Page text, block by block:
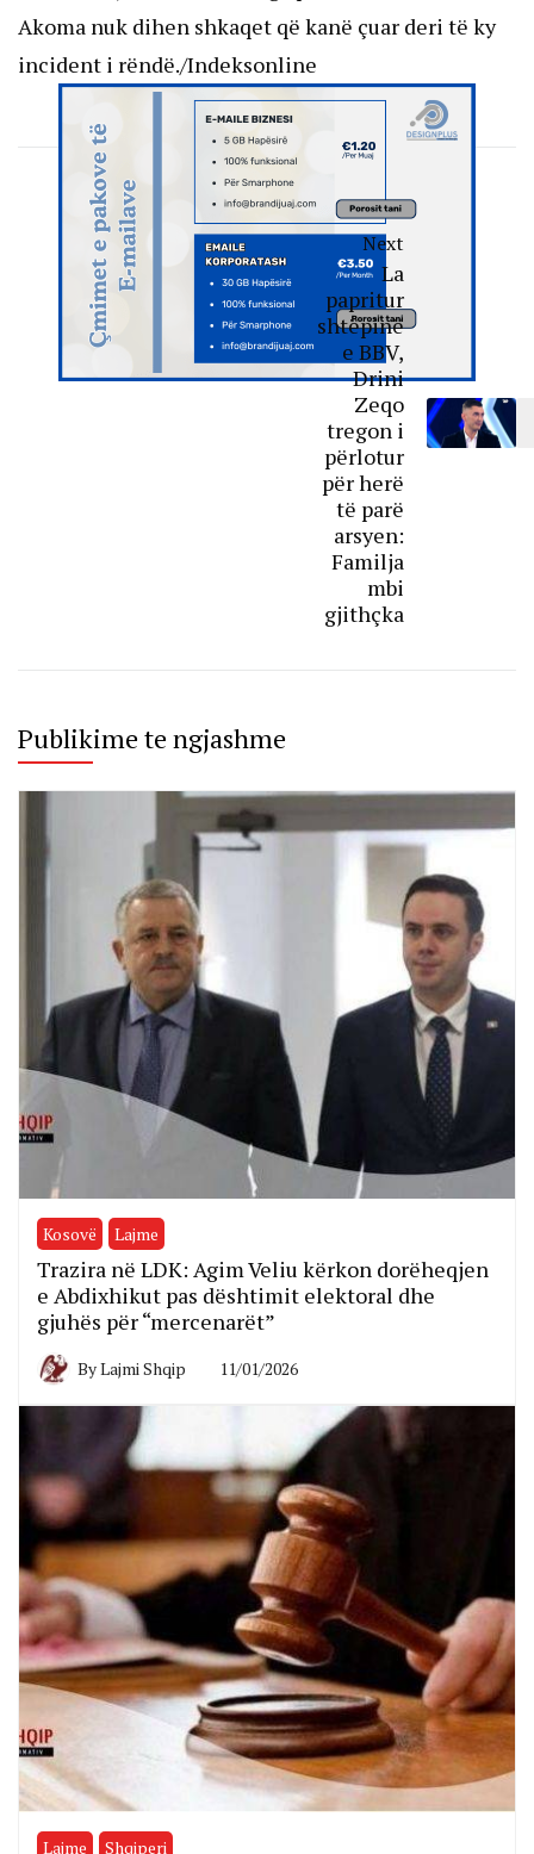
Akoma nuk dihen shkaqet që kanë çuar deri të ky
incident i rëndë./Indeksonline
Next
La
papritur
shtëpinë
e BBV,
Drini
Zeqo
tregon i
përlotur
për herë
të parë
arsyen:
Familja
mbi
gjithçka
Publikime te ngjashme
Kosovë Lajme
Trazira në LDK: Agim Veliu kërkon dorëheqjen
e Abdixhikut pas dështimit elektoral dhe
gjuhës për “mercenarët”
ByLajmi Shqip 11/01/2026
Lajme Shqiperi